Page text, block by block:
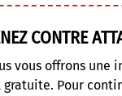
CONTRE
vous offrons une
Pour